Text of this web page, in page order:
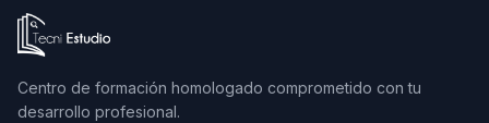
Ir a la página de inicio de Tecni Estudio
Centro de formación homologado comprometido con tu
desarrollo profesional.